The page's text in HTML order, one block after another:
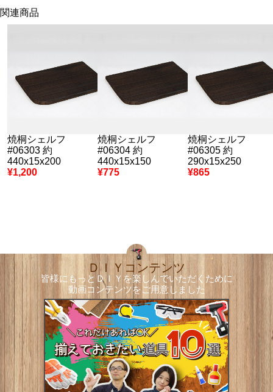
関連商品
焼桐シェルフ
#06303 約
440x15x200
¥1,200
焼桐シェルフ
#06304 約
440x15x150
¥775
焼桐シェルフ
#06305 約
290x15x250
¥865
ＤＩＹコンテンツ
皆様にもっとＤＩＹを楽しんでいただくために
動画コンテンツをご用意しました